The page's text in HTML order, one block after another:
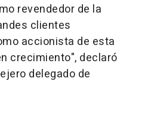
revendedor de la
clientes
accionista de esta
crecimiento", declaró
delegado de